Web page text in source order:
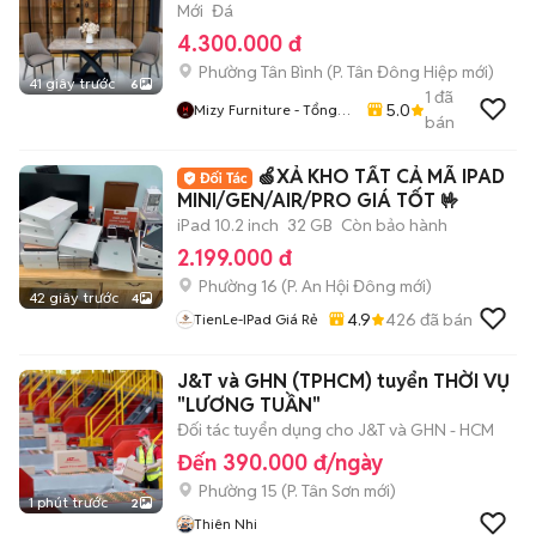
41 giây trước 6
Mới Đá
4.300.000 đ
Phường Tân Bình (P. Tân Đông Hiệp mới)
Mizy Furniture - Tổng
5.0
1 đã
bán
42 giây trước 4
🍏XẢ KHO TẤT CẢ MÃ IPAD
MINI/GEN/AIR/PRO GIÁ TỐT 🤟
iPad 10.2 inch 32 GB Còn bảo hành
2.199.000 đ
Phường 16 (P. An Hội Đông mới)
TienLe-IPad Giá Rẻ 4.9 426 đã bán
1 phút trước 2
J&T và GHN (TPHCM) tuyển THỜI VỤ
"LƯƠNG TUẦN"
Đối tác tuyển dụng cho J&T và GHN - HCM
Đến 390.000 đ/ngày
Phường 15 (P. Tân Sơn mới)
Thiên Nhi